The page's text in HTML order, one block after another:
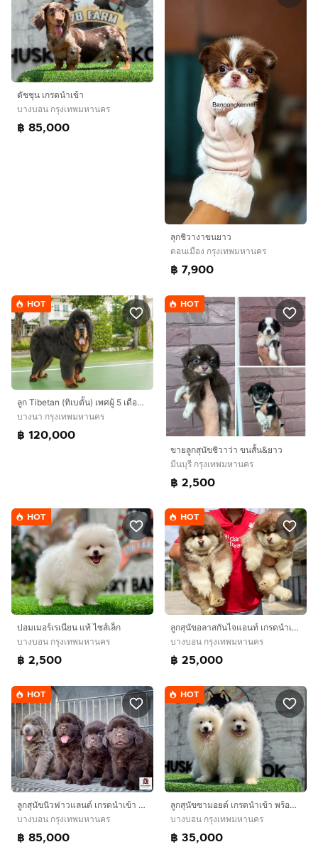
ดัชชุน เกรดนำเข้า
บางบอน กรุงเทพมหานคร
฿ 85,000
ลุกชิวางาขนยาว
ดอนเมือง กรุงเทพมหานคร
฿ 7,900
HOT
ลูก Tibetan (ทิเบตั้น) เพศผู้ 5 เดือน พร้อมย้ายบ้าน
บางนา กรุงเทพมหานคร
฿ 120,000
HOT
ขายลูกสุนัขชิวาว่า ขนสั้น&ยาว
มีนบุรี กรุงเทพมหานคร
฿ 2,500
HOT
ปอมเมอร์เรเนียน แท้ ไซส์เล็ก
บางบอน กรุงเทพมหานคร
฿ 2,500
HOT
ลูกสุนัขอลาสกันไจแอนท์ เกรดนำเข้า พร้อมใบ
บางบอน กรุงเทพมหานคร
฿ 25,000
HOT
ลูกสุนัขนิวฟาวแลนด์ เกรดนำเข้า พร้อมใบ
บางบอน กรุงเทพมหานคร
฿ 85,000
HOT
ลูกสุนัขซามอยด์ เกรดนำเข้า พร้อมใบ
บางบอน กรุงเทพมหานคร
฿ 35,000